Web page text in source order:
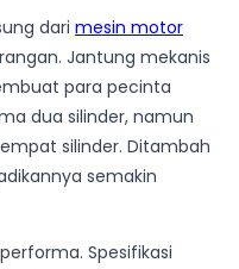
dari mesin motor
Jantung mekanis
para pecinta
dua silinder, namun
silinder. Ditambah
semakin
Spesifikasi